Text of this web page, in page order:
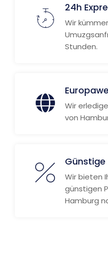
24h
Wir
Stunden.
Wir
von
Günstige
Wir bieten
günstigen
Hamburg